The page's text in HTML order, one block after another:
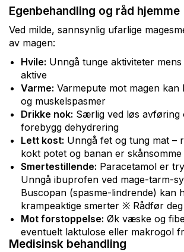
Egenbehandling og råd hjemme
Ved milde, sannsynlig ufarlige
av magen:
Hvile: Unngå tunge aktiviteter
aktive
Varme: Varmepute mot magen kan
og muskelspasmer
Drikke nok: Særlig ved løs avføring
forebygg dehydrering
Lett kost: Unngå fet og tung mat –
kokt potet og banan er skånsomme
Smertestillende: Paracetamol er
Unngå ibuprofen ved mage-tarm-
Buscopan (spasme-lindrende) kan
krampeaktige smerter ※ Rådfør
Mot forstoppelse: Øk væske og
eventuelt laktulose eller makrogol
Medisinsk behandling